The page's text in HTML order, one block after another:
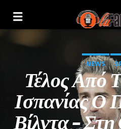
NEWS
Τέλος Από
Ισπανίας Ο
Βίλντα –